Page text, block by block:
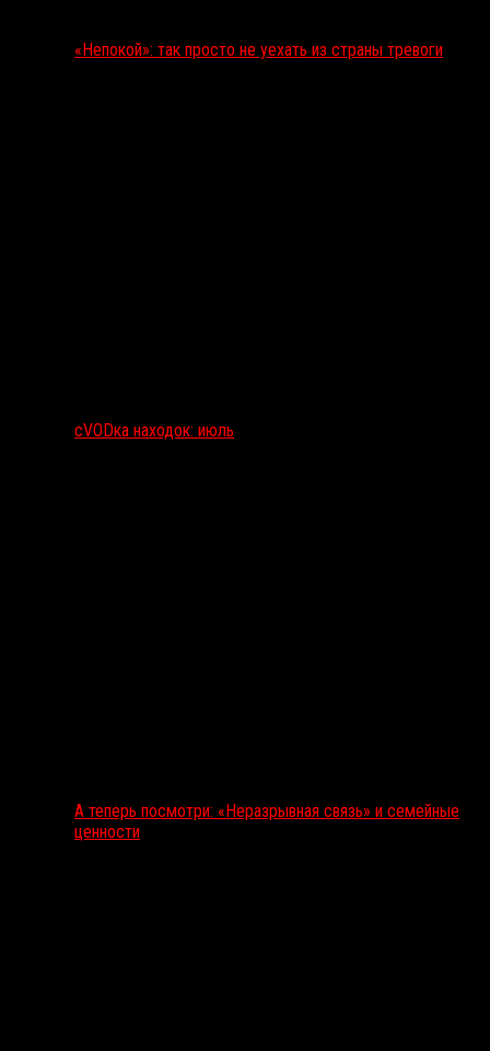
«Непокой»: так просто не уехать из страны тревоги
сVODка находок: июль
А теперь посмотри: «Неразрывная связь» и семейные
ценности